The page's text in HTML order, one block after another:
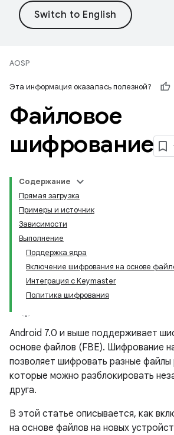
AOSP
Эта информация оказалась полезной?
Файловое
шифрование
Содержание
Прямая загрузка
Примеры и источник
Зависимости
Выполнение
Поддержка ядра
Включение шифрования на основе
Интеграция с Keymaster
Политика шифрования
Android 7.0 и выше поддерживает
основе файлов (FBE). Шифрование
позволяет шифровать разные
которые можно разблокировать
друга.
В этой статье описывается, как
на основе файлов на новых